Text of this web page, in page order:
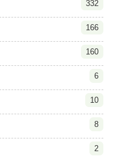
332
166
160
6
10
8
2